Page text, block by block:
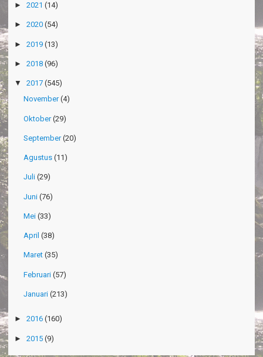
► 2021 (14)
► 2020 (54)
► 2019 (13)
► 2018 (96)
▼ 2017 (545)
November(4)
Oktober(29)
September(20)
Agustus (11)
Juli (29)
Juni (76)
Mei (33)
April (38)
Maret (35)
Februari (57)
Januari (213)
► 2016 (160)
► 2015 (9)